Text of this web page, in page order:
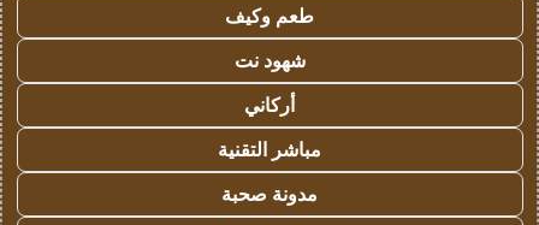
طعم وكيف
شهود نت
أركاني
مباشر التقنية
مدونة صحبة